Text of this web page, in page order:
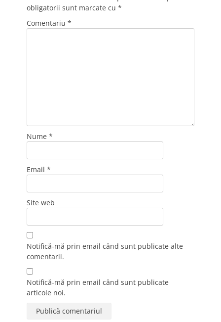
obligatorii sunt marcate cu *
Comentariu *
Nume *
Email *
Site web
Notifică-mă prin email când sunt publicate alte
comentarii.
Notifică-mă prin email când sunt publicate
articole noi.